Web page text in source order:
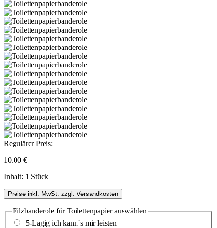
Regulärer Preis:
10,00 €
Inhalt: 1 Stück
Preise inkl. MwSt. zzgl. Versandkosten
Filzbanderole für Toilettenpapierauswählen
5-Lagig ich kann´s mir leisten